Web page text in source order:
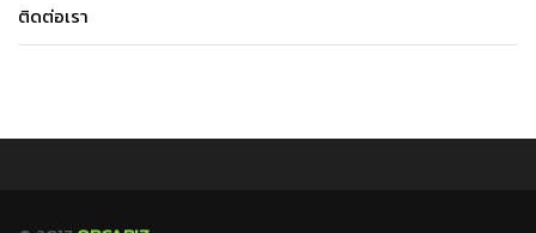
ติดต่อเรา